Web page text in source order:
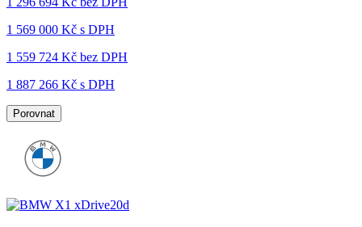
1 569 000 Kč s DPH
1 559 724 Kč bez DPH
1 887 266 Kč s DPH
Porovnat